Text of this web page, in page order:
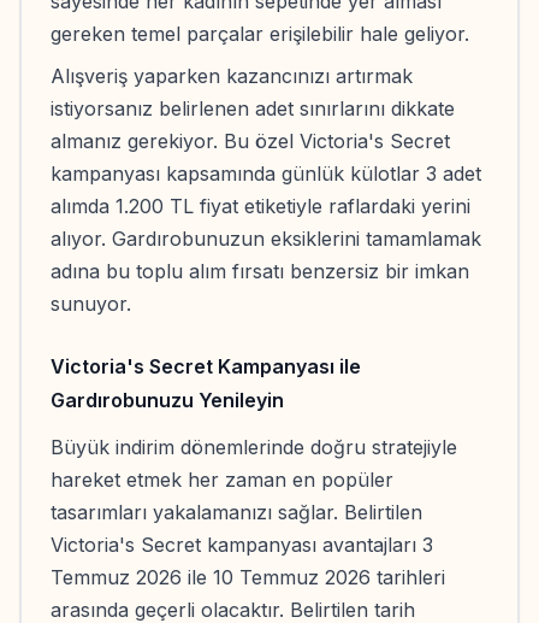
gereken temel parçalar erişilebilir hale geliyor.
Alışveriş yaparken kazancınızı artırmak
istiyorsanız belirlenen adet sınırlarını dikkate
almanız gerekiyor. Bu özel Victoria's Secret
kampanyası kapsamında günlük külotlar 3 adet
alımda 1.200 TL fiyat etiketiyle raflardaki yerini
alıyor. Gardırobunuzun eksiklerini tamamlamak
adına bu toplu alım fırsatı benzersiz bir imkan
sunuyor.
Victoria's Secret Kampanyası ile
Gardırobunuzu Yenileyin
Büyük indirim dönemlerinde doğru stratejiyle
hareket etmek her zaman en popüler
tasarımları yakalamanızı sağlar. Belirtilen
Victoria's Secret kampanyası avantajları 3
Temmuz 2026 ile 10 Temmuz 2026 tarihleri
arasında geçerli olacaktır. Belirtilen tarih